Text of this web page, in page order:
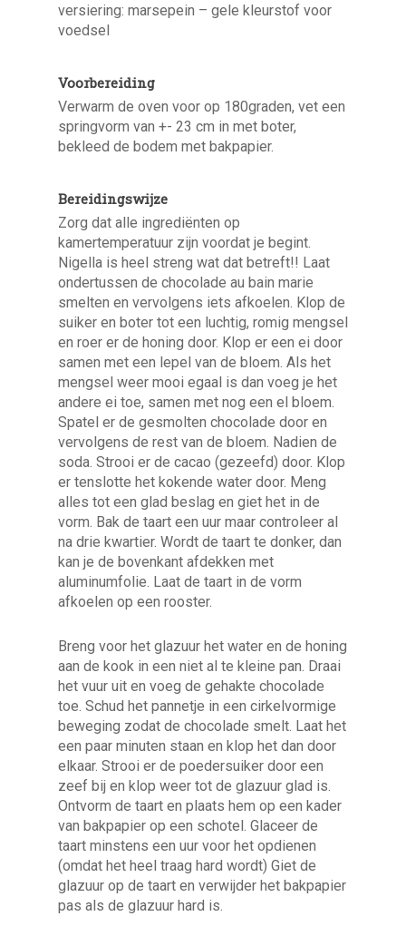
versiering: marsepein – gele kleurstof voor
voedsel
Voorbereiding
Verwarm de oven voor op 180graden, vet een
springvorm van +- 23 cm in met boter,
bekleed de bodem met bakpapier.
Bereidingswijze
Zorg dat alle ingrediënten op
kamertemperatuur zijn voordat je begint.
Nigella is heel streng wat dat betreft!! Laat
ondertussen de chocolade au bain marie
smelten en vervolgens iets afkoelen. Klop de
suiker en boter tot een luchtig, romig mengsel
en roer er de honing door. Klop er een ei door
samen met een lepel van de bloem. Als het
mengsel weer mooi egaal is dan voeg je het
andere ei toe, samen met nog een el bloem.
Spatel er de gesmolten chocolade door en
vervolgens de rest van de bloem. Nadien de
soda. Strooi er de cacao (gezeefd) door. Klop
er tenslotte het kokende water door. Meng
alles tot een glad beslag en giet het in de
vorm. Bak de taart een uur maar controleer al
na drie kwartier. Wordt de taart te donker, dan
kan je de bovenkant afdekken met
aluminumfolie. Laat de taart in de vorm
afkoelen op een rooster.
Breng voor het glazuur het water en de honing
aan de kook in een niet al te kleine pan. Draai
het vuur uit en voeg de gehakte chocolade
toe. Schud het pannetje in een cirkelvormige
beweging zodat de chocolade smelt. Laat het
een paar minuten staan en klop het dan door
elkaar. Strooi er de poedersuiker door een
zeef bij en klop weer tot de glazuur glad is.
Ontvorm de taart en plaats hem op een kader
van bakpapier op een schotel. Glaceer de
taart minstens een uur voor het opdienen
(omdat het heel traag hard wordt) Giet de
glazuur op de taart en verwijder het bakpapier
pas als de glazuur hard is.